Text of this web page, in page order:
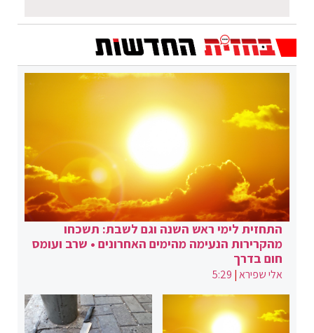
התחזית לימי ראש השנה וגם לשבת: תשכחו
מהקרירות הנעימה מהימים האחרונים • שרב ועומס
חום בדרך
אלי שפירא|
5:29